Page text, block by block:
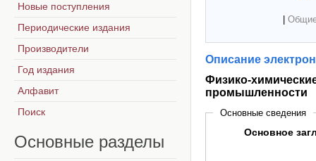
Описание
Физико-
промышленности
Основные сведения
Основное
Новые поступления
Периодические издания
Производители
Год издания
Алфавит
Поиск
Основные разделы